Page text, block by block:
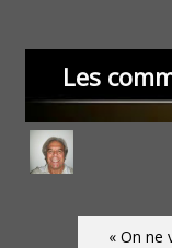
Les
« On ne